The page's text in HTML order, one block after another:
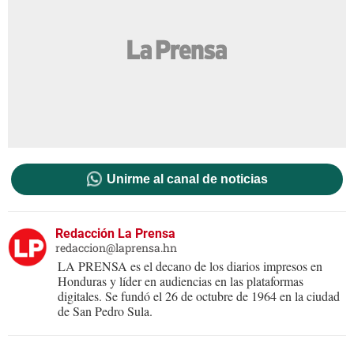
Unirme al canal de noticias
Redacción La Prensa
redaccion@laprensa.hn
LA PRENSA es el decano de los diarios impresos en
Honduras y líder en audiencias en las plataformas
digitales. Se fundó el 26 de octubre de 1964 en la ciudad
de San Pedro Sula.